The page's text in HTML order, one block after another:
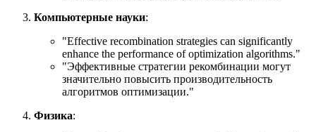
Компьютерные науки:
"Effective recombination strategies can significantly
enhance the performance of optimization algorithms."
"Эффективные стратегии рекомбинации могут
значительно повысить производительность
алгоритмов оптимизации."
Физика: